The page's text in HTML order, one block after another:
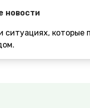
новости
ситуациях, которые